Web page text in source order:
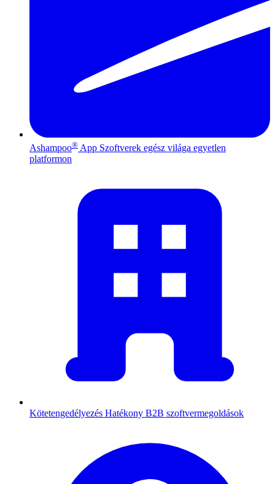
Ashampoo® App Szoftverek egész világa egyetlen
platformon
Kötetengedélyezés Hatékony B2B szoftvermegoldások